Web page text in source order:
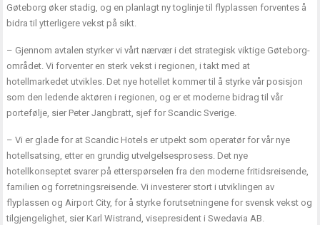
Gøteborg øker stadig, og en planlagt ny toglinje til flyplassen forventes å
bidra til ytterligere vekst på sikt.
– Gjennom avtalen styrker vi vårt nærvær i det strategisk viktige Gøteborg-
området. Vi forventer en sterk vekst i regionen, i takt med at
hotellmarkedet utvikles. Det nye hotellet kommer til å styrke vår posisjon
som den ledende aktøren i regionen, og er et moderne bidrag til vår
portefølje, sier Peter Jangbratt, sjef for Scandic Sverige.
– Vi er glade for at Scandic Hotels er utpekt som operatør for vår nye
hotellsatsing, etter en grundig utvelgelsesprosess. Det nye
hotellkonseptet svarer på etterspørselen fra den moderne fritidsreisende,
familien og forretningsreisende. Vi investerer stort i utviklingen av
flyplassen og Airport City, for å styrke forutsetningene for svensk vekst og
tilgjengelighet, sier Karl Wistrand, visepresident i Swedavia AB.